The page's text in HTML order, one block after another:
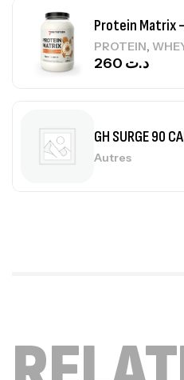
Protein Matrix
PROTEIN,
د.ت
GH SURGE 90
Autres
Autres
د.ت